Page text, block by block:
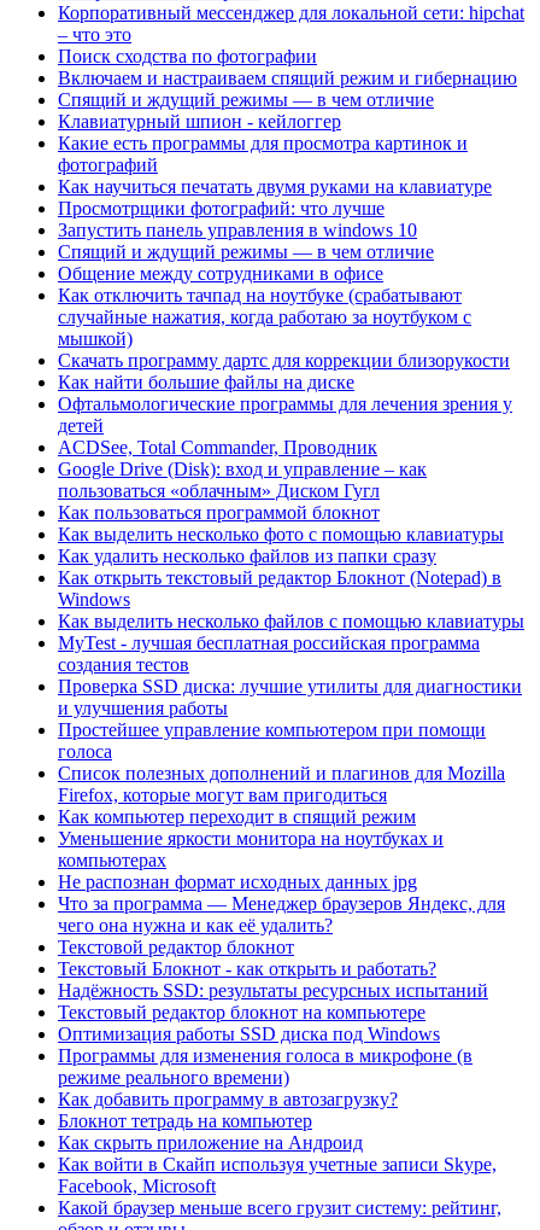
Корпоративный мессенджер для локальной сети: hipchat
– что это
Поиск сходства по фотографии
Включаем и настраиваем спящий режим и гибернацию
Спящий и ждущий режимы — в чем отличие
Клавиатурный шпион - кейлоггер
Какие есть программы для просмотра картинок и
фотографий
Как научиться печатать двумя руками на клавиатуре
Просмотрщики фотографий: что лучше
Запустить панель управления в windows 10
Спящий и ждущий режимы — в чем отличие
Общение между сотрудниками в офисе
Как отключить тачпад на ноутбуке (срабатывают
случайные нажатия, когда работаю за ноутбуком с
мышкой)
Скачать программу дартс для коррекции близорукости
Как найти большие файлы на диске
Офтальмологические программы для лечения зрения у
детей
ACDSee, Total Commander, Проводник
Google Drive (Disk): вход и управление – как
пользоваться «облачным» Диском Гугл
Как пользоваться программой блокнот
Как выделить несколько фото с помощью клавиатуры
Как удалить несколько файлов из папки сразу
Как открыть текстовый редактор Блокнот (Notepad) в
Windows
Как выделить несколько файлов с помощью клавиатуры
MyTest - лучшая бесплатная российская программа
создания тестов
Проверка SSD диска: лучшие утилиты для диагностики
и улучшения работы
Простейшее управление компьютером при помощи
голоса
Список полезных дополнений и плагинов для Mozilla
Firefox, которые могут вам пригодиться
Как компьютер переходит в спящий режим
Уменьшение яркости монитора на ноутбуках и
компьютерах
Не распознан формат исходных данных jpg
Что за программа — Менеджер браузеров Яндекс, для
чего она нужна и как её удалить?
Текстовой редактор блокнот
Текстовый Блокнот - как открыть и работать?
Надёжность SSD: результаты ресурсных испытаний
Текстовый редактор блокнот на компьютере
Оптимизация работы SSD диска под Windows
Программы для изменения голоса в микрофоне (в
режиме реального времени)
Как добавить программу в автозагрузку?
Блокнот тетрадь на компьютер
Как скрыть приложение на Андроид
Как войти в Скайп используя учетные записи Skype,
Facebook, Microsoft
Какой браузер меньше всего грузит систему: рейтинг,